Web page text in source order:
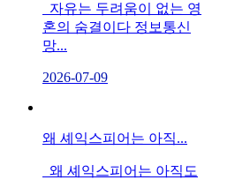
자유는 두려움이 없는 영
혼의 숨결이다 정보통신
망...
2026-07-09
왜 셰익스피어는 아직...
왜 셰익스피어는 아직도